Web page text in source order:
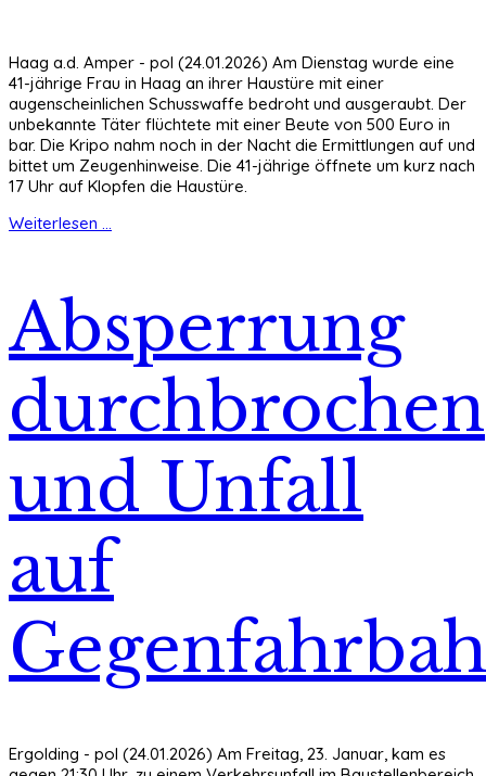
Haag a.d. Amper - pol (24.01.2026) Am Dienstag wurde eine
41-jährige Frau in Haag an ihrer Haustüre mit einer
augenscheinlichen Schusswaffe bedroht und ausgeraubt. Der
unbekannte Täter flüchtete mit einer Beute von 500 Euro in
bar. Die Kripo nahm noch in der Nacht die Ermittlungen auf und
bittet um Zeugenhinweise. Die 41-jährige öffnete um kurz nach
17 Uhr auf Klopfen die Haustüre.
Weiterlesen ...
Absperrung
durchbrochen
und Unfall
auf
Ergolding - pol (24.01.2026) Am Freitag, 23. Januar, kam es